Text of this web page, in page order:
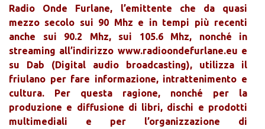
Radio Onde Furlane, l’emittente che da quasi
mezzo secolo sui 90 Mhz e in tempi più recenti
anche sui 90.2 Mhz, sui 105.6 Mhz, nonché in
streaming all’indirizzo www.radioondefurlane.eu e
su Dab (Digital audio broadcasting), utilizza il
friulano per fare informazione, intrattenimento e
cultura. Per questa ragione, nonché per la
produzione e diffusione di libri, dischi e prodotti
multimediali e per l’organizzazione di